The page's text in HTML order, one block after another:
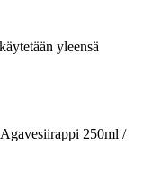
yleensä
250ml /